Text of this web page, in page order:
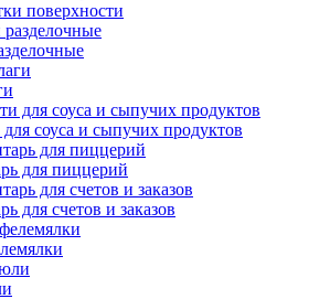
поверхности
соуса и сыпучих продуктов
для пиццерий
для счетов и заказов